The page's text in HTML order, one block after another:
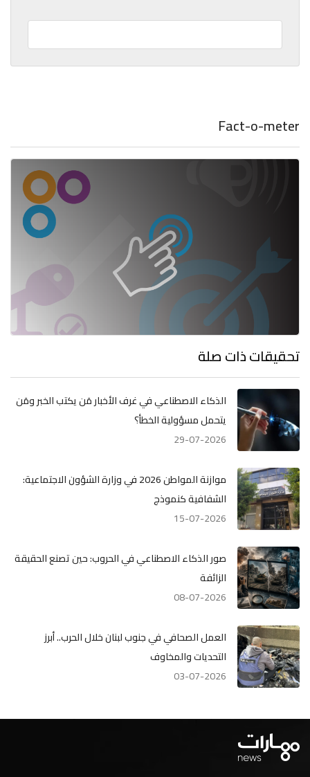
Fact-o-meter
تحقيقات ذات صلة
الذكاء الاصطناعي في غرف الأخبار مَن يكتب الخبر ومَن
يتحمل مسؤولية الخطأ؟
29-07-2026
موازنة المواطن 2026 في وزارة الشؤون الاجتماعية:
الشفافية كنموذج
15-07-2026
صور الذكاء الاصطناعي في الحروب: حين تصنع الحقيقة
الزائفة
08-07-2026
العمل الصحافي في جنوب لبنان خلال الحرب.. أبرز
التحديات والمخاوف
03-07-2026